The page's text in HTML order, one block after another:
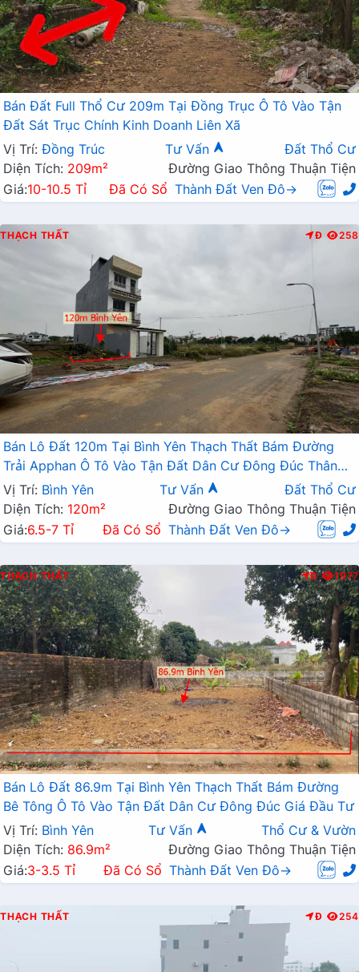
Bán Đất Full Thổ Cư 209m Tại Đồng Trục Ô Tô Vào Tận
Đất Sát Trục Chính Kinh Doanh Liên Xã
Vị Trí: Đồng Trúc Tư Vấn
Đất Thổ Cư
Diện Tích: 209m²
Đường Giao Thông Thuận Tiện
Giá:10-10.5 Tỉ Đã Có Sổ Thành Đất Ven Đô→
THẠCH THẤT Đ 258
Bán Lô Đất 120m Tại Bình Yên Thạch Thất Bám Đường
Trải Apphan Ô Tô Vào Tận Đất Dân Cư Đông Đúc Thân
Thiện Đầu Tư Sinh Lời
Vị Trí: Bình Yên Tư Vấn
Đất Thổ Cư
Diện Tích: 120m²
Đường Giao Thông Thuận Tiện
Giá:6.5-7 Tỉ Đã Có Sổ Thành Đất Ven Đô→
THẠCH THẤT Đ 1977
Bán Lô Đất 86.9m Tại Bình Yên Thạch Thất Bám Đường
Bê Tông Ô Tô Vào Tận Đất Dân Cư Đông Đúc Giá Đầu Tư
Vị Trí: Bình Yên Tư Vấn
Thổ Cư & Vườn
Diện Tích: 86.9m²
Đường Giao Thông Thuận Tiện
Giá:3-3.5 Tỉ Đã Có Sổ Thành Đất Ven Đô→
THẠCH THẤT Đ 254